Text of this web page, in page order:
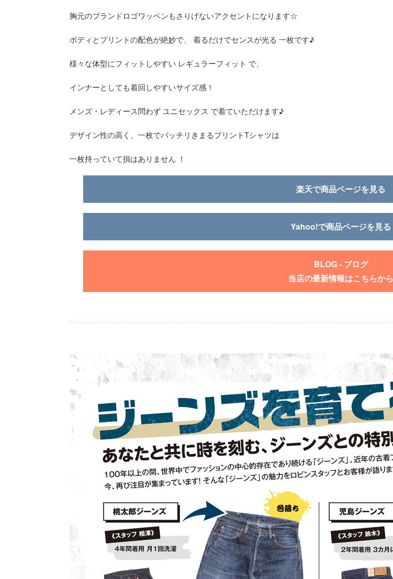
胸元のブランドロゴワッペンもさりげないアクセントになります☆
ボディとプリントの配色が絶妙で、 着るだけでセンスが光る 一枚です♪
様々な体型にフィットしやすい レギュラーフィット で、
インナーとしても着回しやすいサイズ感！
メンズ・レディース問わず ユニセックス で着ていただけます♪
デザイン性の高く、一枚でバッチリきまるプリントTシャツは
一枚持っていて損はありません ！
楽天で商品ページを見る
Yahoo!で商品ページを見る
BLOG - ブログ
当店の最新情報はこちらから